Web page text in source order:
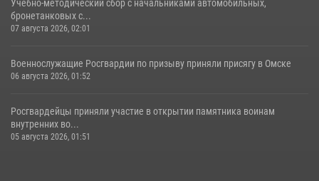
Учебно-методический сбор с начальниками автомобильных,
бронетанковых с...
07 августа 2026, 02:01
Военнослужащие Росгвардии по призыву приняли присягу в Омске
06 августа 2026, 01:52
Росгвардейцы приняли участие в открытии памятника воинам
внутренних во...
05 августа 2026, 01:51